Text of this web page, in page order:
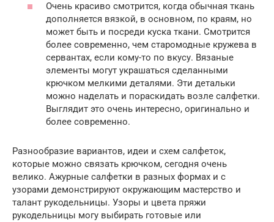
Очень красиво смотрится, когда обычная ткань
дополняется вязкой, в основном, по краям, но
может быть и посреди куска ткани. Смотрится
более современно, чем старомодные кружева в
сервантах, если кому-то по вкусу. Вязаные
элементы могут украшаться сделанными
крючком мелкими деталями. Эти детальки
можно наделать и пораскидать возле салфетки.
Выглядит это очень интересно, оригинально и
более современно.
Разнообразие вариантов, идеи и схем салфеток,
которые можно связать крючком, сегодня очень
велико. Ажурные салфетки в разных формах и с
узорами демонстрируют окружающим мастерство и
талант рукодельницы. Узоры и цвета пряжи
рукодельницы могу выбирать готовые или